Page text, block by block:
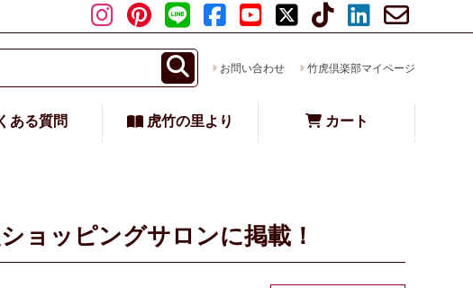
お問い合わせ 竹虎倶楽部マイページ
ある質問 虎竹の里より カート
ョッピングサロンに掲載！